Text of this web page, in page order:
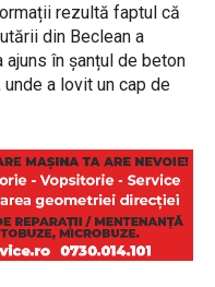
rezultă faptul că
din Beclean a
în șanțul de beton
a lovit un cap de